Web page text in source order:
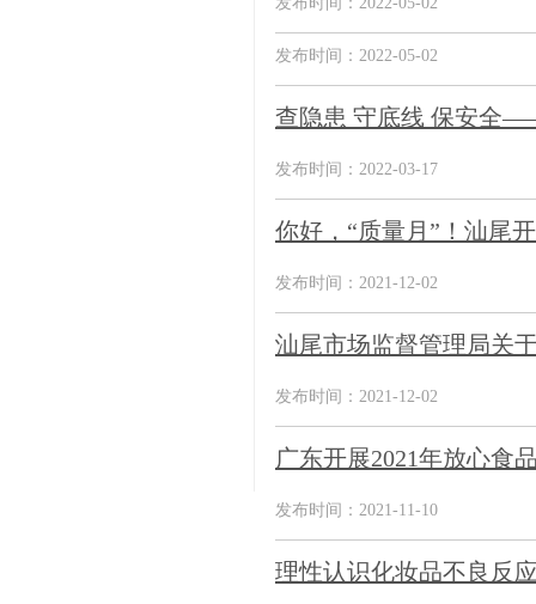
发布时间：2022-05-02
查隐患 守底线 保安全
发布时间：2022-03-17
你好，“质量月”！汕尾
发布时间：2021-12-02
汕尾市场监督管理局关
发布时间：2021-12-02
广东开展2021年放心食
发布时间：2021-11-10
理性认识化妆品不良反